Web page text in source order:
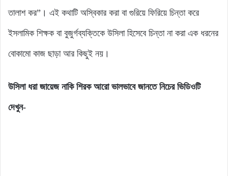
তালাশ কর”। এই কথাটি অস্বিকার করা বা গুরিয়ে ফিরিয়ে চিন্তা করে
ইসলামিক শিক্ষক বা বুজুর্গব্যক্তিকে উসিলা হিসেবে চিন্তা না করা এক ধরনের
বোকামো কাজ ছাড়া আর কিছুই নয়।
উসিলা ধরা জায়েজ নাকি শিরক আরো ভালভাবে জানতে নিচের ভিডিওটি
দেখুন-